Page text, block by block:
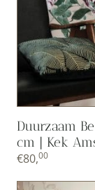
Duurzaam
cm | Kek
€80,00